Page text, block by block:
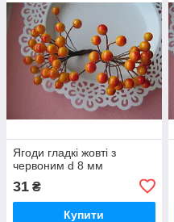
Ягоди гладкі жовті з
червоним d 8 мм
31 ₴
Купити